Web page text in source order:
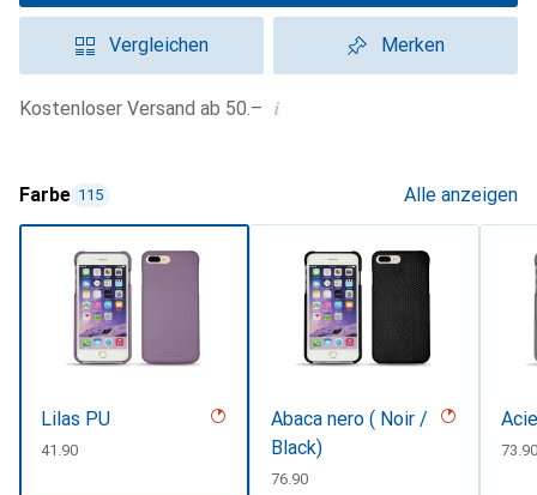
Vergleichen Merken
Kostenloser Versand ab 50.– i
Farbe 115 Alle anzeigen
Lilas PU
CHF
41.90
Abaca nero ( Noir /
Black)
CHF
76.90
CHF
73.90